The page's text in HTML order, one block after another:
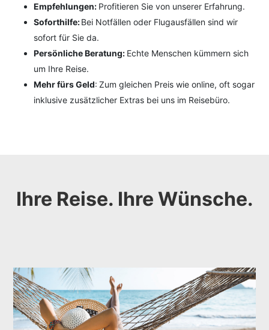
Empfehlungen: Profitieren Sie von unserer Erfahrung.
Soforthilfe:Bei Notfällen oder Flugausfällen sind wir
sofort für Sie da.
Persönliche Beratung: Echte Menschen kümmern sich
um Ihre Reise.
Mehr fürs Geld: Zum gleichen Preis wie online, oft sogar
inklusive zusätzlicher Extras bei uns im Reisebüro.
Ihre Reise. Ihre Wünsche.